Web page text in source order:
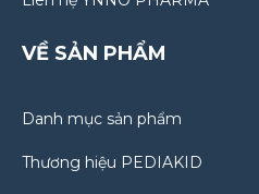
VỀ SẢN PHẨM
Danh mục sản phẩm
Thương hiệu PEDIAKID